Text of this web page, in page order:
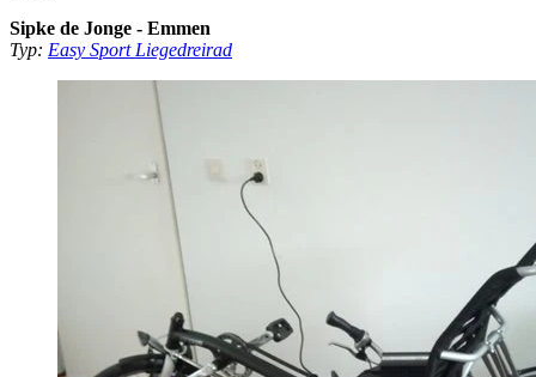
Sipke de Jonge - Emmen
Typ: Easy Sport Liegedreirad